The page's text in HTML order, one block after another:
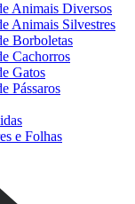
Animais Diversos
Animais Silvestres
Borboletas
Cachorros
Gatos
Pássaros
e Folhas